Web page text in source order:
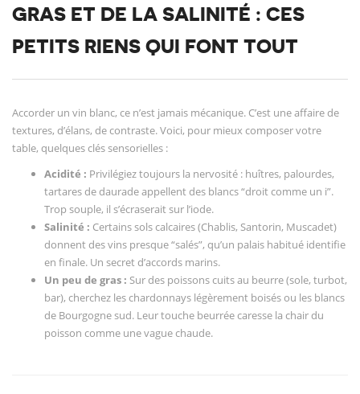
GRAS ET DE LA SALINITÉ : CES
PETITS RIENS QUI FONT TOUT
Accorder un vin blanc, ce n’est jamais mécanique. C’est une affaire de
textures, d’élans, de contraste. Voici, pour mieux composer votre
table, quelques clés sensorielles :
Acidité : Privilégiez toujours la nervosité : huîtres, palourdes,
tartares de daurade appellent des blancs “droit comme un i”.
Trop souple, il s’écraserait sur l’iode.
Salinité : Certains sols calcaires (Chablis, Santorin, Muscadet)
donnent des vins presque “salés”, qu’un palais habitué identifie
en finale. Un secret d’accords marins.
Un peu de gras : Sur des poissons cuits au beurre (sole, turbot,
bar), cherchez les chardonnays légèrement boisés ou les blancs
de Bourgogne sud. Leur touche beurrée caresse la chair du
poisson comme une vague chaude.